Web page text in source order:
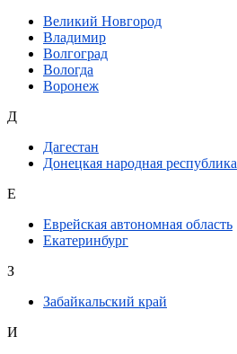
Великий Новгород
Владимир
Волгоград
Вологда
Воронеж
Д
Дагестан
Донецкая народная республика
Е
Еврейская автономная область
Екатеринбург
З
Забайкальский край
И